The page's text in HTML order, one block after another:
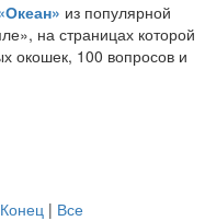
из популярной
на страницах которой
окошек, 100 вопросов и
Конец | Все